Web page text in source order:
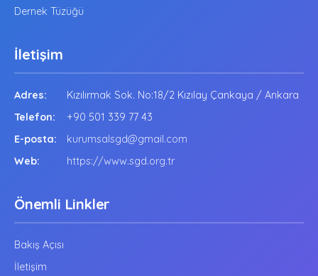
Dernek Tüzüğü
İletişim
Adres:
Kızılırmak Sok. No:18/2 Kızılay Çankaya / Ankara
Telefon:
+90 501 339 77 43
E-posta:
kurumsalsgd@gmail.com
Web:
https://www.sgd.org.tr
Önemli Linkler
Bakış Açısı
İletişim